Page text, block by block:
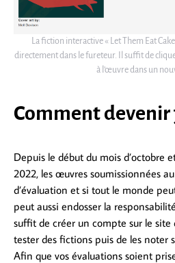
La fiction interactive « Let Them Eat
directement dans le fureteur. Il suffit de
à l’œuvre dans un
Comment devenir
Depuis le début du mois d’octobre
2022, les œuvres soumissionnées
d’évaluation et si tout le monde
peut aussi endosser la
suffit de créer un compte sur le
tester des fictions puis de les noter
Afin que vos évaluations soient